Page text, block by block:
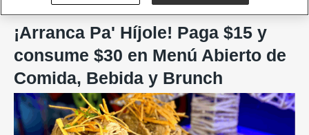
Híjole
¡Arranca Pa' Híjole! Paga $15 y
consume $30 en Menú Abierto de
Comida, Bebida y Brunch